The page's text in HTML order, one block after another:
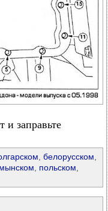
и заправьте
белорусском
польском